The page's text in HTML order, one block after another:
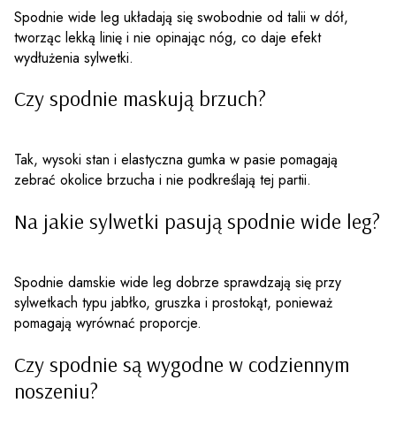
Spodnie wide leg układają się swobodnie od talii w dół,
tworząc lekką linię i nie opinając nóg, co daje efekt
wydłużenia sylwetki.
Czy spodnie maskują brzuch?
Tak, wysoki stan i elastyczna gumka w pasie pomagają
zebrać okolice brzucha i nie podkreślają tej partii.
Na jakie sylwetki pasują spodnie wide leg?
Spodnie damskie wide leg dobrze sprawdzają się przy
sylwetkach typu jabłko, gruszka i prostokąt, ponieważ
pomagają wyrównać proporcje.
Czy spodnie są wygodne w codziennym
noszeniu?